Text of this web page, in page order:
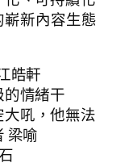
嶄新內容生態
皓軒
情緒干
大吼，他無法
梁喻